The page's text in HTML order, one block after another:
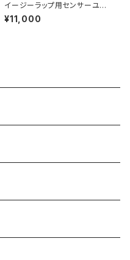
イージーラップ用センサーユニッ
ト（補修部品）
¥11,000